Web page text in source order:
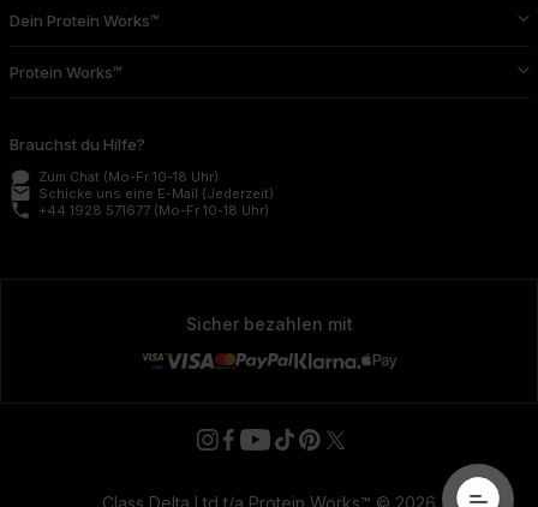
Dein Protein Works™
Protein Works™
Brauchst du Hilfe?
Zum Chat (Mo-Fr 10-18 Uhr)
email Schicke uns eine E-Mail (Jederzeit)
phone +44 1928 571677 (Mo-Fr 10-18 Uhr)
Sicher bezahlen mit
Class Delta Ltd t/a Protein Works™ © 2026